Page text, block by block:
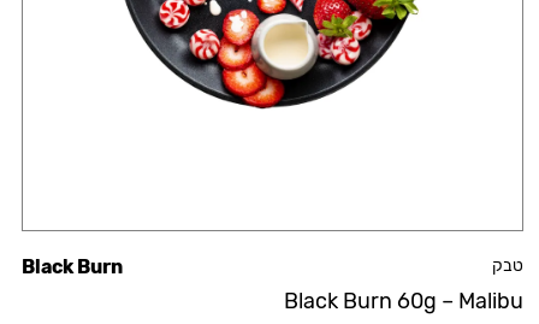
טבק
Black Burn 60g – Malibu
Black Burn